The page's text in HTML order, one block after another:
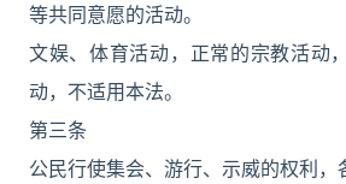
等共同意愿的活动。
文娱、体育活动，正常的宗教活动
动，不适用本法。
第三条
公民行使集会、游行、示威的权利，